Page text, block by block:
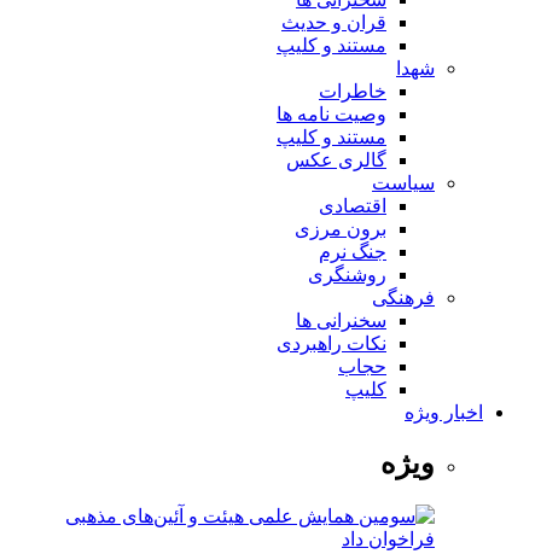
قران و حدیث
مستند و کلیپ
شهدا
خاطرات
وصیت نامه ها
مستند و کلیپ
گالری عکس
سیاست
اقتصادی
برون مرزی
جنگ نرم
روشنگری
فرهنگی
سخنرانی ها
نکات راهبردی
حجاب
کلیپ
اخبار ویژه
ویژه